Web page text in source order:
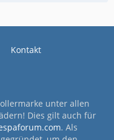
Kontakt
unter allen
Dies gilt auch für
. Als